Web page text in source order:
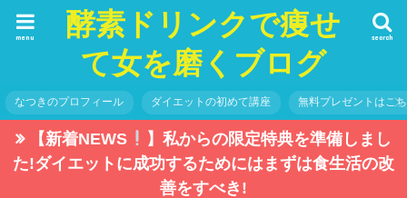
酵素ドリンクで痩せ
て女を磨くブログ
search
menu
なつきのプロフィール ダイエットの初めて講座 無料プレゼントはこ
【新着NEWS
】私からの限定特典を準備しまし
た!ダイエットに成功するためにはまずは食生活の改
善をすべき!